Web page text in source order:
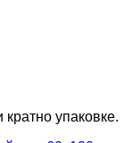
кратно упаковке.